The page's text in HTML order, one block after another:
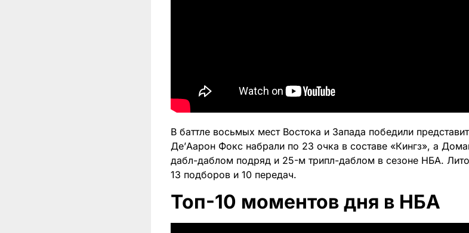
В баттле восьмых мест Востока и Запада победили
Де’Аарон Фокс набрали по 23 очка в составе «Кингз», а
дабл-даблом подряд и 25-м трипл-даблом в сезоне НБА.
13 подборов и 10 передач.
Топ-10 моментов дня в НБА